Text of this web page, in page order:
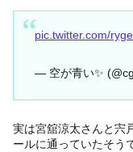
pic.twitter.com/
— 空が青い✨
実は宮舘涼太さんと宍
ールに通っていたそう